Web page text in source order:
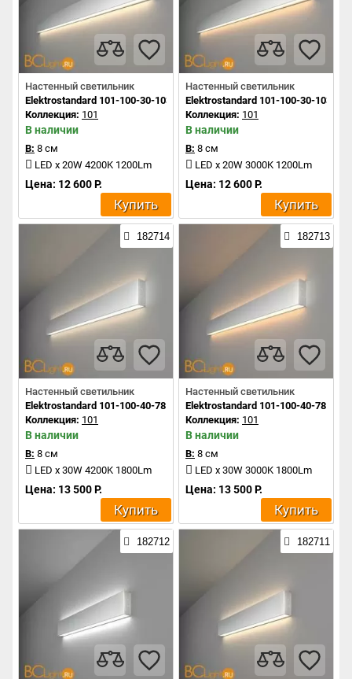
Настенный светильник
Elektrostandard 101-100-30-103 a041481
Коллекция: 101
В наличии
В: 8 см
LED x 20W 4200K 1200Lm
Цена: 12 600 Р.
Купить
Настенный светильник
Elektrostandard 101-100-30-103
Коллекция: 101
В наличии
В: 8 см
LED x 20W 3000K 1200Lm
Цена: 12 600 Р.
Купить
182714
Настенный светильник
Elektrostandard 101-100-40-78 a041478
Коллекция: 101
В наличии
В: 8 см
LED x 30W 4200K 1800Lm
Цена: 13 500 Р.
Купить
182713
Настенный светильник
Elektrostandard 101-100-40-78
Коллекция: 101
В наличии
В: 8 см
LED x 30W 3000K 1800Lm
Цена: 13 500 Р.
Купить
182712 182711